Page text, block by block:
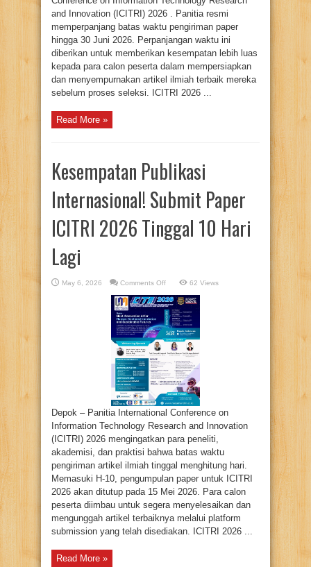
and Innovation (ICITRI) 2026 . Panitia resmi
memperpanjang batas waktu pengiriman paper
hingga 30 Juni 2026. Perpanjangan waktu ini
diberikan untuk memberikan kesempatan lebih luas
kepada para calon peserta dalam mempersiapkan
dan menyempurnakan artikel ilmiah terbaik mereka
sebelum proses seleksi. ICITRI 2026 ...
Read More »
Kesempatan Publikasi
Internasional! Submit Paper
ICITRI 2026 Tinggal 10 Hari
Lagi
May 6, 2026 Comments Offon
Publikasi
Internasional!
Submit
Paper
ICITRI
2026
Tinggal
10
Lagi
62 Views
Depok – Panitia International Conference on
Information Technology Research and Innovation
(ICITRI) 2026 mengingatkan para peneliti,
akademisi, dan praktisi bahwa batas waktu
pengiriman artikel ilmiah tinggal menghitung hari.
Memasuki H-10, pengumpulan paper untuk ICITRI
2026 akan ditutup pada 15 Mei 2026. Para calon
peserta diimbau untuk segera menyelesaikan dan
mengunggah artikel terbaiknya melalui platform
submission yang telah disediakan. ICITRI 2026 ...
Read More »